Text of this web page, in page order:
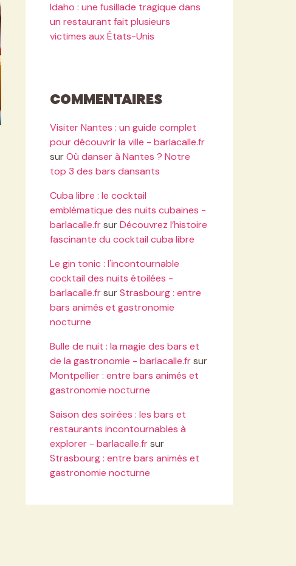
Idaho : une fusillade tragique dans
un restaurant fait plusieurs
victimes aux États-Unis
Commentaires
Visiter Nantes : un guide complet
pour découvrir la ville - barlacalle.fr
surOù danser à Nantes ? Notre
top 3 des bars dansants
Cuba libre : le cocktail
emblématique des nuits cubaines -
barlacalle.frsurDécouvrez l’histoire
fascinante du cocktail cuba libre
Le gin tonic : l'incontournable
cocktail des nuits étoilées -
barlacalle.frsurStrasbourg : entre
bars animés et gastronomie
nocturne
Bulle de nuit : la magie des bars et
de la gastronomie - barlacalle.frsur
Montpellier : entre bars animés et
gastronomie nocturne
Saison des soirées : les bars et
restaurants incontournables à
explorer - barlacalle.frsur
Strasbourg : entre bars animés et
gastronomie nocturne